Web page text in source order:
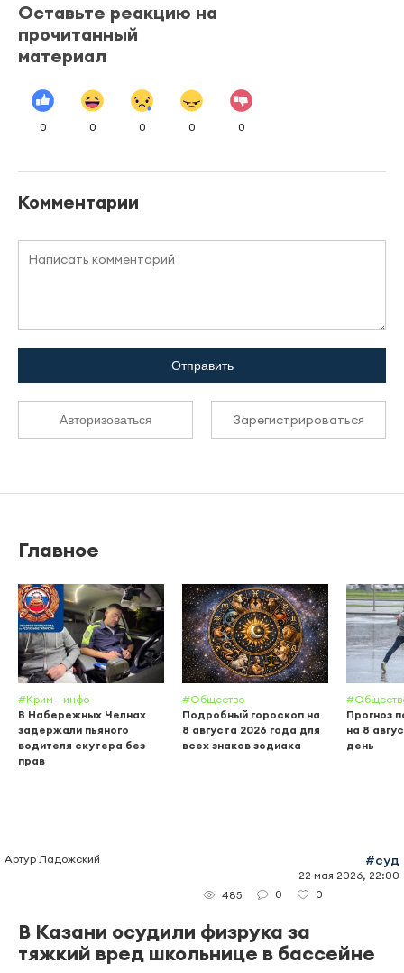
Оставьте реакцию на
прочитанный
материал
0 0 0 0 0
Комментарии
Отправить
Авторизоваться Зарегистрироваться
Главное
#Крим - инфо
В Набережных Челнах
задержали пьяного
водителя скутера без
прав
#Общество
Подробный гороскоп на
8 августа 2026 года для
всех знаков зодиака
Прогноз
на 8
день
Артур Ладожский #суд
22 мая 2026, 22:00
485
0 0
В Казани осудили физрука за
тяжкий вред школьнице в бассейне